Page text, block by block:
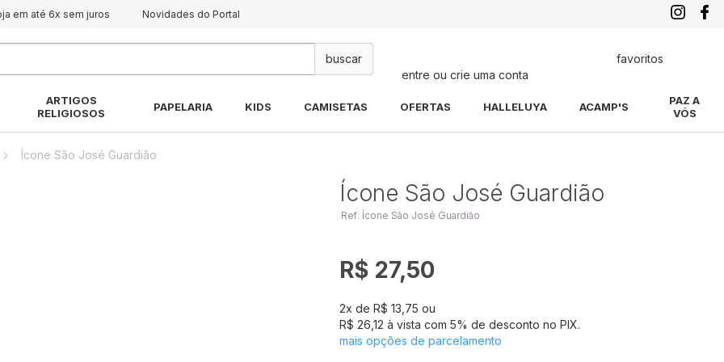
em até 6x sem juros Novidades do Portal
entre ou crie uma conta
favoritos
ARTIGOS
RELIGIOSOS
PAPELARIA KIDS CAMISETAS OFERTAS HALLELUYA ACAMP'S
PAZ A
VÓS
Ícone São José Guardião
Ícone São José Guardião
Ref: Ícone São José Guardião
R$ 27,50
2x de R$ 13,75 ou
R$ 26,12 à vista com 5% de desconto no PIX.
mais opções de parcelamento